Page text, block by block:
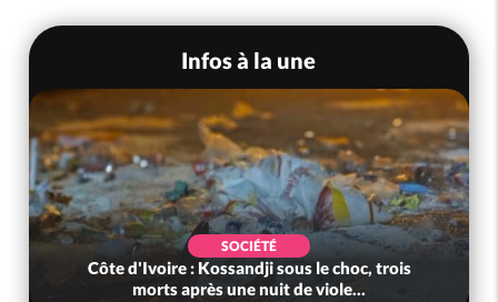
Infos à la une
le choc, trois
POLITIQUE
Côte d'Ivoire : Jeunesse, après
au-delà des attentes, le